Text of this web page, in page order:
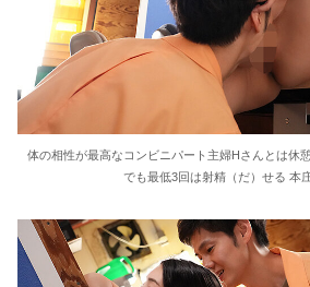
体の相性が最高なコンビニパート主婦Hさんとは休
でも最低3回は射精（だ）せる 本